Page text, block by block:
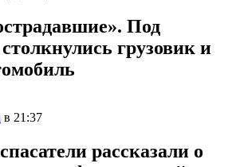
Под
грузовик и
в 21:37
рассказали о